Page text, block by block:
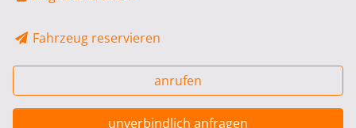
Fahrzeug reservieren
anrufen
unverbindlich anfragen